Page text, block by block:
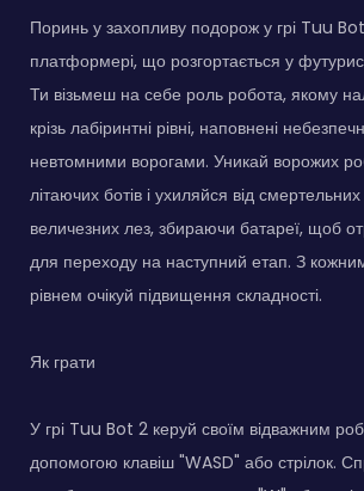
Поринь у захопливу подорож у грі Tuu
платформері, що розгортається у
Ти візьмеш на себе роль робота, якому
крізь лабіринтні рівні, наповнені
невтомними ворогами. Уникай ворожих
літаючих ботів і ухиляйся від
величезних лез, збираючи батареї, щоб
для переходу на наступний етап. З
рівнем очікуй підвищення складності.
Як грати
У грі Tuu Bot 2 керуй своїм відважним
допомогою клавіш "WASD" або стрілок.